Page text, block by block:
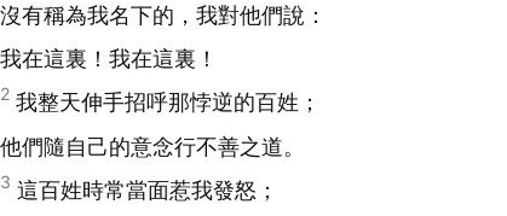
沒有稱為我名下的，我對他們說：
我在這裏！我在這裏！
2 我整天伸手招呼那悖逆的百姓；
他們隨自己的意念行不善之道。
3 這百姓時常當面惹我發怒；